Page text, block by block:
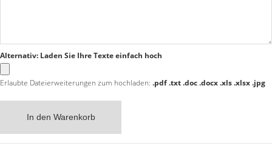
Alternativ: Laden Sie Ihre Texte einfach hoch
Erlaubte Dateierweiterungen zum hochladen: .pdf .txt .doc .docx .xls .xlsx .jpg
In den Warenkorb